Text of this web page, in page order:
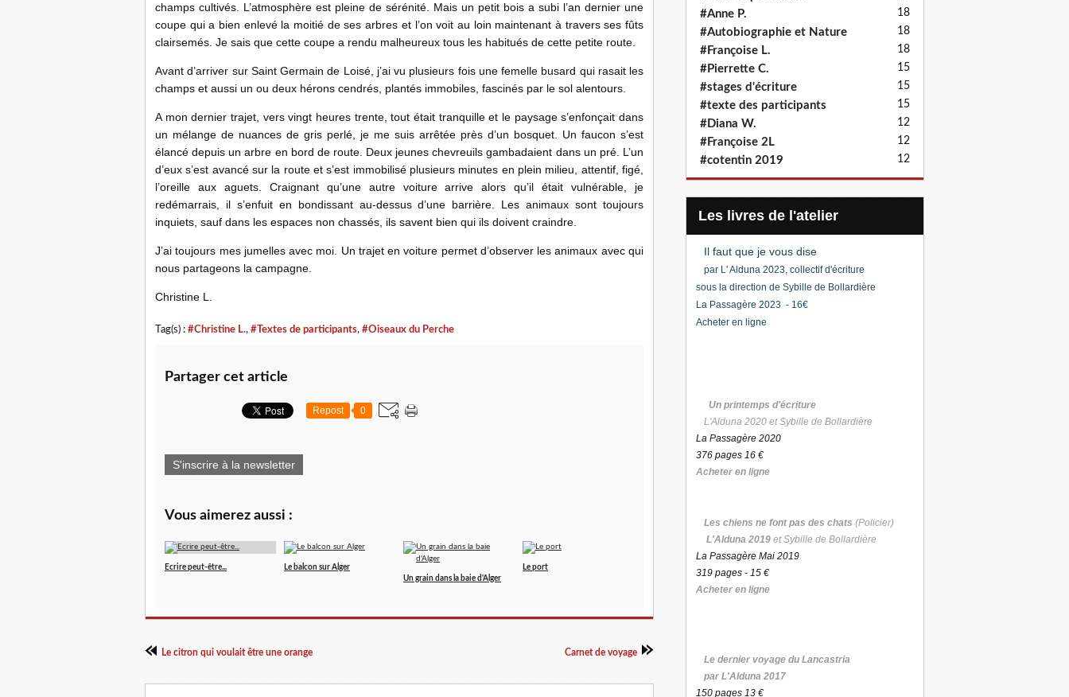
champs cultivés. L’atmosphère est pleine de sérénité. Mais un petit bois a subi l’an dernier une
coupe qui a bien enlevé la moitié de ses arbres et l’on voit au loin maintenant à travers ses fûts
clairsemés. Je sais que cette coupe a rendu malheureux tous les habitués de cette petite route.
Avant d’arriver sur Saint Germain de Loisé, j’ai vu plusieurs fois une femelle busard qui rasait les
champs et aussi un ou deux hérons cendrés, plantés immobiles, fascinés par le sol alentours.
A mon dernier trajet, vers vingt heures trente, tout était tranquille et le paysage s’enfonçait dans
un mélange de nuances de gris perlé, je me suis arrêtée près d’un bosquet. Un faucon s’est
élancé depuis un arbre en bord de route. Deux jeunes chevreuils gambadaient dans un pré. L’un
d’eux s’est avancé sur la route et s’est immobilisé plusieurs minutes en plein milieu, attentif, figé,
l’oreille aux aguets. Craignant qu’une autre voiture arrive alors qu’il était vulnérable, je
redémarrais, il s’enfuit en bondissant au-dessus d’une barrière. Les animaux sont toujours
inquiets, sauf dans les espaces non chassés, ils savent bien qui ils doivent craindre.
J’ai toujours mes jumelles avec moi. Un trajet en voiture permet d’observer les animaux avec qui
nous partageons la campagne.
Christine L.
Tag(s) : #Christine L., #Textes de participants, #Oiseaux du Perche
Partager cet article
Repost 0
S'inscrire à la newsletter
Vous aimerez aussi :
Ecrire peut-être...
Le balcon sur Alger
Un grain dans la baie d'Alger
Le port
Le citron qui voulait être une orange Carnet de voyage
#Anne P. 18
#Autobiographie et Nature 18
#Françoise L. 18
#Pierrette C. 15
#stages d'écriture 15
#texte des participants 15
#Diana W. 12
#Françoise 2L 12
#cotentin 2019 12
Les livres de l'atelier
Il faut que je vous dise
par L' Alduna 2023, collectif d'écriture
sous la direction de Sybille de Bollardière
La Passagère 2023 - 16€
Acheter en ligne
Un printemps d'écriture
L'Alduna 2020 et Sybille de Bollardière
La Passagère 2020
376 pages 16 €
Acheter en ligne
Les chiens ne font pas des chats (Policier)
L'Alduna 2019 et Sybille de Bollardière
La Passagère Mai 2019
319 pages - 15 €
Acheter en ligne
Le dernier voyage du Lancastria
par L'Alduna 2017
150 pages 13 €